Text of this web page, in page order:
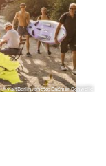
visitBerlin, photo: Dagmar Schwelle